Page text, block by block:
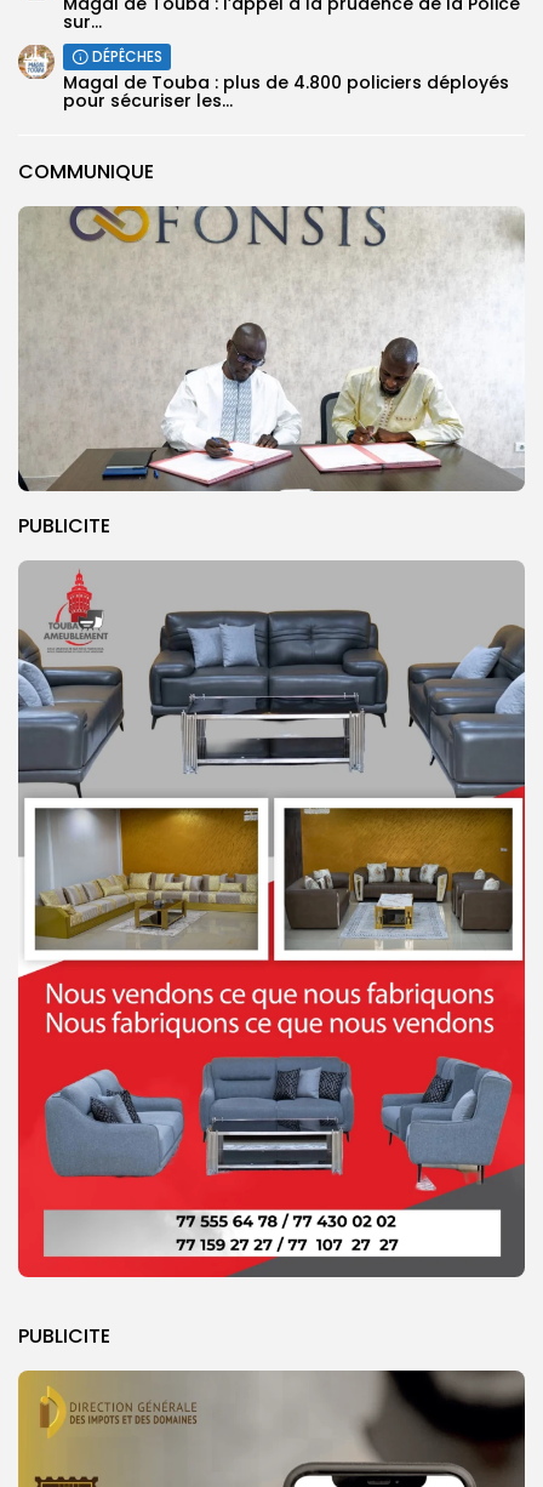
COMMUNIQUE
PUBLICITE
PUBLICITE
sur...
DÉPÊCHES
Magal de Touba : plus de 4.800 policiers déployés
pour sécuriser les...